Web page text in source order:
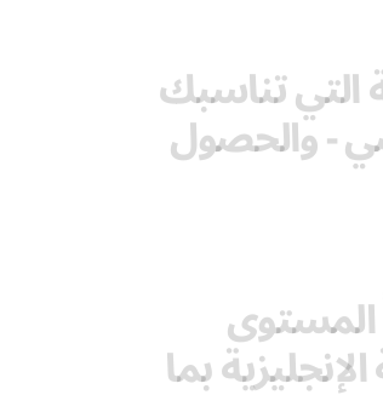
تناسبك
- والحصول
المستوى
بما